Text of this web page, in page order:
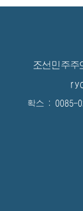
조선민주
확스 :